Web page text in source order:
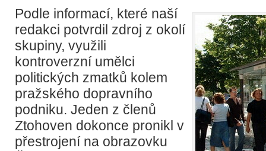
Podle informací, které naší
redakci potvrdil zdroj z okolí
skupiny, využili
kontroverzní umělci
politických zmatků kolem
pražského dopravního
podniku. Jeden z členů
Ztohoven dokonce pronikl v
přestrojení na obrazovku